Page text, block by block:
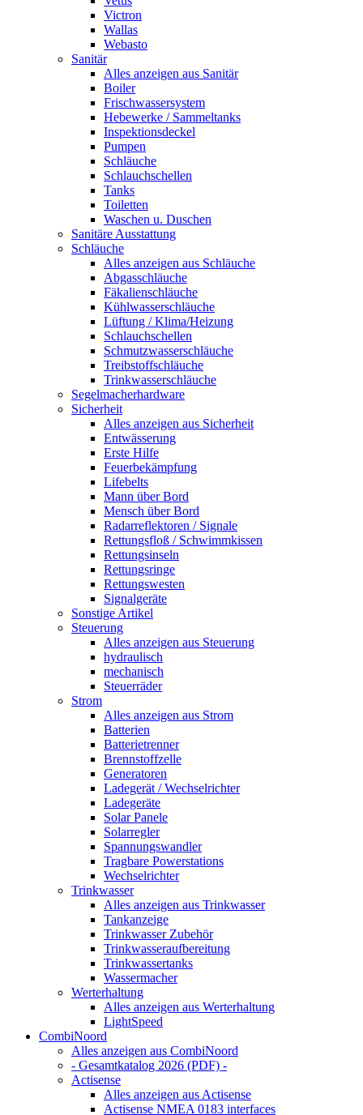
Victron
Wallas
Webasto
Sanitär
Alles anzeigen aus Sanitär
Boiler
Frischwassersystem
Hebewerke / Sammeltanks
Inspektionsdeckel
Pumpen
Schläuche
Schlauchschellen
Tanks
Toiletten
Waschen u. Duschen
Sanitäre Ausstattung
Schläuche
Alles anzeigen aus Schläuche
Abgasschläuche
Fäkalienschläuche
Kühlwasserschläuche
Lüftung / Klima/Heizung
Schlauchschellen
Schmutzwasserschläuche
Treibstoffschläuche
Trinkwasserschläuche
Segelmacherhardware
Sicherheit
Alles anzeigen aus Sicherheit
Entwässerung
Erste Hilfe
Feuerbekämpfung
Lifebelts
Mann über Bord
Mensch über Bord
Radarreflektoren / Signale
Rettungsfloß / Schwimmkissen
Rettungsinseln
Rettungsringe
Rettungswesten
Signalgeräte
Sonstige Artikel
Steuerung
Alles anzeigen aus Steuerung
hydraulisch
mechanisch
Steuerräder
Strom
Alles anzeigen aus Strom
Batterien
Batterietrenner
Brennstoffzelle
Generatoren
Ladegerät / Wechselrichter
Ladegeräte
Solar Panele
Solarregler
Spannungswandler
Tragbare Powerstations
Wechselrichter
Trinkwasser
Alles anzeigen aus Trinkwasser
Tankanzeige
Trinkwasser Zubehör
Trinkwasseraufbereitung
Trinkwassertanks
Wassermacher
Werterhaltung
Alles anzeigen aus Werterhaltung
LightSpeed
CombiNoord
Alles anzeigen aus CombiNoord
- Gesamtkatalog 2026 (PDF) -
Actisense
Alles anzeigen aus Actisense
Actisense NMEA 0183 interfaces